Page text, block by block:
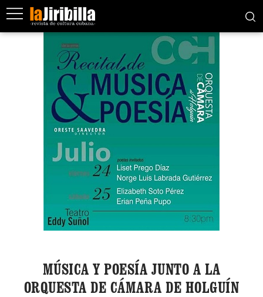
MÚSICA Y POESÍA JUNTO A LA
ORQUESTA DE CÁMARA DE HOLGUÍN